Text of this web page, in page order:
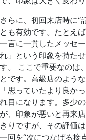
さらに、初回来店時に“
とも有効です。たとえ
一言に一貫したメッセ
れ」という印象を持た
す。 ここで重要なのは
とです。高級店のよう
「思っていたより良か
れ目になります。多少
が、印象が悪いと再来
きりですが、その評価
一回を“次につなげる接